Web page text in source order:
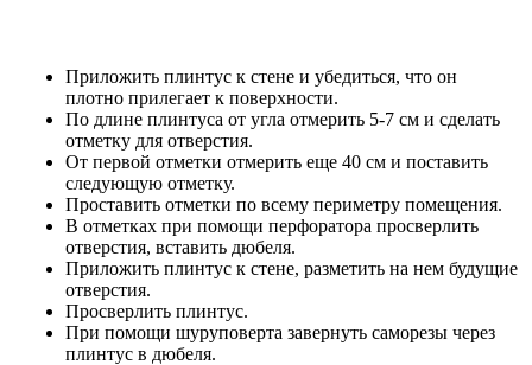
Приложить плинтус к стене и убедиться, что он
плотно прилегает к поверхности.
По длине плинтуса от угла отмерить 5-7 см и сделать
отметку для отверстия.
От первой отметки отмерить еще 40 см и поставить
следующую отметку.
Проставить отметки по всему периметру помещения.
В отметках при помощи перфоратора просверлить
отверстия, вставить дюбеля.
Приложить плинтус к стене, разметить на нем будущие
отверстия.
Просверлить плинтус.
При помощи шуруповерта завернуть саморезы через
плинтус в дюбеля.